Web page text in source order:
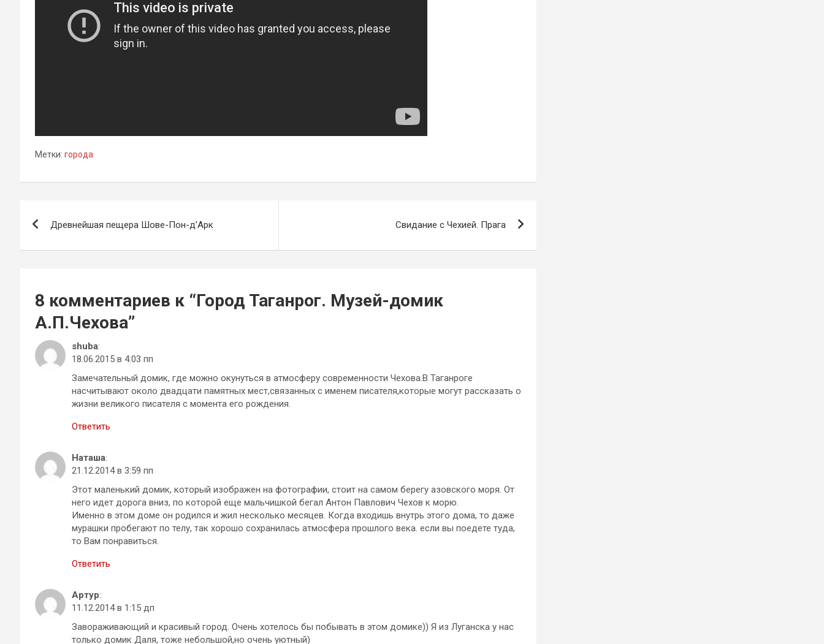
Метки: города
Древнейшая пещера Шове-Пон-д’Арк Свидание с Чехией. Прага
8 комментариев к “Город Таганрог. Музей-домик
А.П.Чехова”
shuba:
18.06.2015 в 4:03 пп
Замечательный домик, где можно окунуться в атмосферу современности Чехова.В Таганроге
насчитывают около двадцати памятных мест,связанных с именем писателя,которые могут рассказать о
жизни великого писателя с момента его рождения.
Ответить
Наташа:
21.12.2014 в 3:59 пп
Этот маленький домик, который изображен на фотографии, стоит на самом берегу азовского моря. От
него идет дорога вниз, по которой еще мальчишкой бегал Антон Павлович Чехов к морю.
Именно в этом доме он родился и жил несколько месяцев. Когда входишь внутрь этого дома, то даже
мурашки пробегают по телу, так хорошо сохранилась атмосфера прошлого века. если вы поедете туда,
то Вам понравиться.
Ответить
Артур:
11.12.2014 в 1:15 дп
Завораживающий и красивый город. Очень хотелось бы побывать в этом домике)) Я из Луганска у нас
только домик Даля, тоже небольшой,но очень уютный)